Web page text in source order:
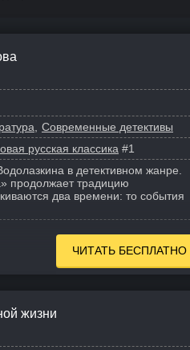
Современные детективы
русская классика #1
в детективном жанре.
продолжает традицию
два времени: то события
ЧИТАТЬ БЕСПЛАТНО
жизни